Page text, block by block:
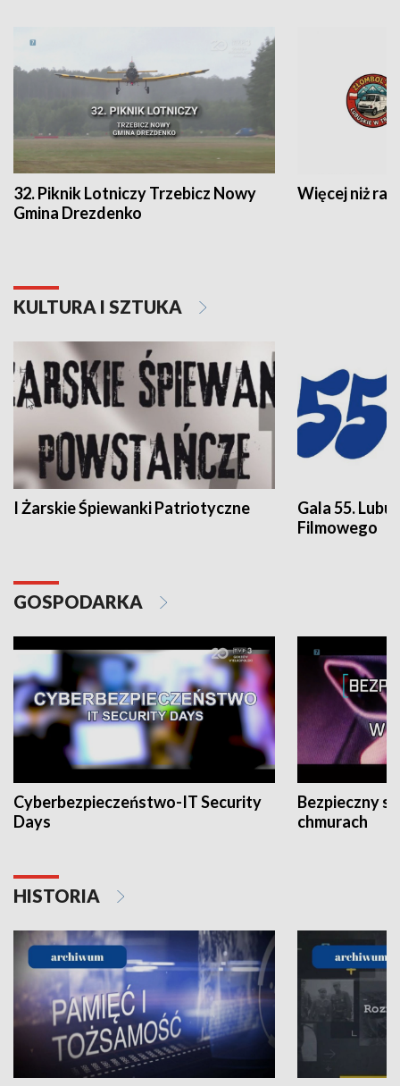
32. Piknik Lotniczy Trzebicz Nowy
Gmina Drezdenko
Więcej niż rajd
KULTURA I SZTUKA
I Żarskie Śpiewanki Patriotyczne
Gala 55.
Filmowego
GOSPODARKA
Cyberbezpieczeństwo-IT Security
Days
Bezpieczny
chmurach
HISTORIA